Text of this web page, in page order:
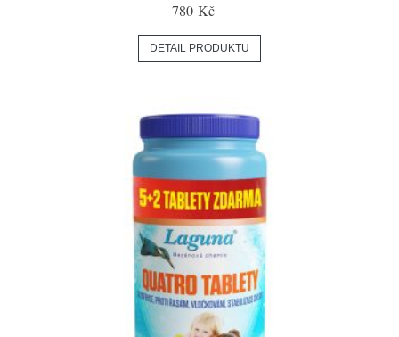
780 Kč
DETAIL PRODUKTU